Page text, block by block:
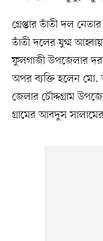
গ্রেপ্তার তাঁতী দল
তাঁতী দলের যুগ্ম
ফুলগাজী উপজেলার
অপর ব্যক্তি হলেন মো.
জেলার চৌদ্দগ্রাম
গ্রামের আবদুস